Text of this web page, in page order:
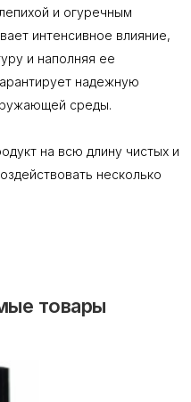
и огуречным
интенсивное влияние,
и наполняя ее
надежную
среды.
на всю длину чистых и
несколько
товары